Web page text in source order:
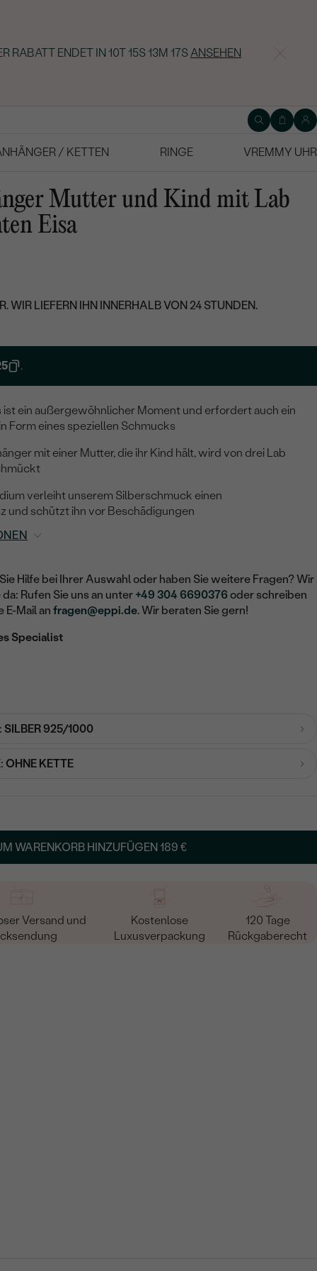
RABATT ENDET IN 10T 15S 13M 16SANSEHEN
/ KETTEN RINGE
VREMMY UHR
Mutter und Kind mit Lab
Eisa
WIR LIEFERN IHN INNERHALB VON 24 STUNDEN.
.
ist ein außergewöhnlicher Moment und erfordert auch ein
Form eines speziellen Schmucks
mit einer Mutter, die ihr Kind hält, wird von drei Lab
verleiht unserem Silberschmuck einen
und schützt ihn vor Beschädigungen
Hilfe bei Ihrer Auswahl oder haben Sie weitere Fragen? Wir
Rufen Sie uns an unter +49 304 6690376 oder schreiben
E-Mail anfragen@eppi.de. Wir beraten Sie gern!
Specialist
SILBER 925/1000
OHNE KETTE
WARENKORB HINZUFÜGEN189 €
Versand und
Kostenlose
Luxusverpackung
120 Tage
Rückgaberecht